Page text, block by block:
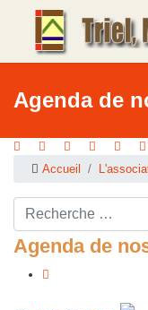
Agenda de
Accueil
Rechercher ...
Agenda de